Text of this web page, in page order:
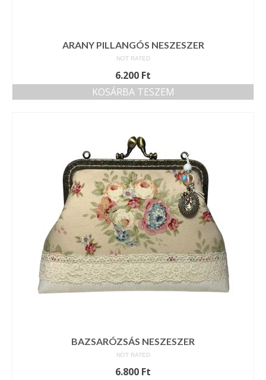
ARANY PILLANGÓS NESZESZER
NOT RATED
6.200 Ft
KOSÁRBA TESZEM
BAZSARÓZSÁS NESZESZER
NOT RATED
6.800 Ft